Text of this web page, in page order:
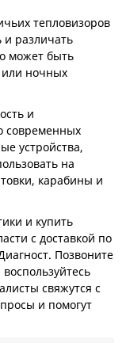
тепловизоров
и различать
может быть
или ночных
и
современных
устройства,
на
карабины и
и купить
с доставкой по
Позвоните
свяжутся с
и помогут